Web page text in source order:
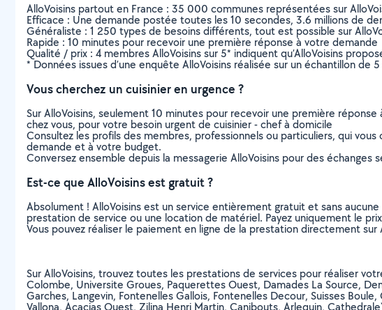
AlloVoisins partout en France : 35 000 communes représentées sur
Efficace : Une demande postée toutes les 10 secondes, 3.6 millions de
Généraliste : 1 250 types de besoins différents, tout est possible sur
Rapide : 10 minutes pour recevoir une première réponse à votre demande
Qualité / prix : 4 membres AlloVoisins sur 5* indiquent qu’AlloVoisins
* Données issues d’une enquête AlloVoisins réalisée sur un échantillon de
Vous cherchez un cuisinier en urgence ?
Sur AlloVoisins, seulement 10 minutes pour recevoir une première
chez vous, pour votre besoin urgent de cuisinier - chef à domicile
Consultez les profils des membres, professionnels ou particuliers, qui
demande et à votre budget.
Conversez ensemble depuis la messagerie AlloVoisins pour des
Est-ce que AlloVoisins est gratuit ?
Absolument ! AlloVoisins est un service entièrement gratuit et sans
prestation de service ou une location de matériel. Payez uniquement le
Vous pouvez réaliser le paiement en ligne de la prestation directement sur
Sur AlloVoisins, trouvez toutes les prestations de services pour réaliser
Colombe, Universite Groues, Paquerettes Ouest, Damades La Source,
Garches, Langevin, Fontenelles Gallois, Fontenelles Decour, Suisses
Vallona, Acacias Ouest, Zilina Henri Martin, Canibouts, Arlequin,